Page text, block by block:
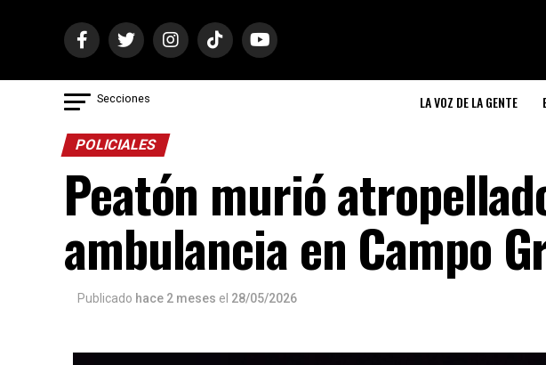
Secciones LA VOZ DE LA GENTE
POLICIALES
Peatón murió
ambulancia en Campo
Publicado hace 2 meses el 28/05/2026